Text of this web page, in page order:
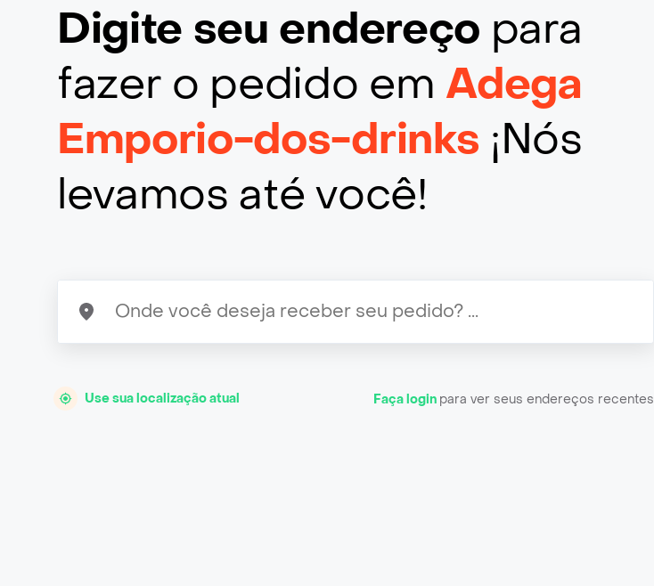
Digite seu endereço para
fazer o pedido em Adega
Emporio-dos-drinks ¡Nós
levamos até você!
Use sua localização atual Faça login para ver seus endereços recentes